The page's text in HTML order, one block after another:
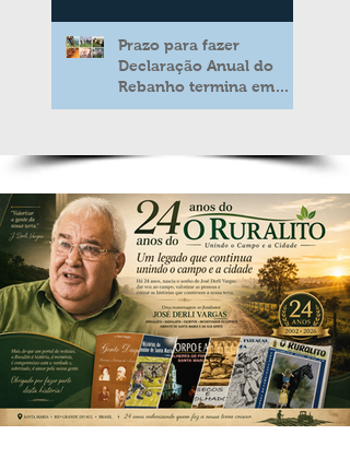
Prazo para fazer
Declaração Anual do
Rebanho termina em
duas semanas